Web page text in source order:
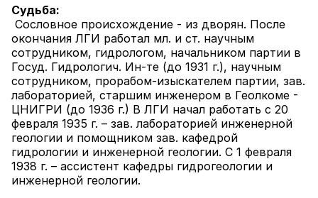
Судьба:
Сословное происхождение - из дворян. После
окончания ЛГИ работал мл. и ст. научным
сотрудником, гидрологом, начальником партии в
Госуд. Гидрологич. Ин-те (до 1931 г.), научным
сотрудником, прорабом-изыскателем партии, зав.
лабораторией, старшим инженером в Геолкоме -
ЦНИГРИ (до 1936 г.) В ЛГИ начал работать с 20
февраля 1935 г. – зав. лабораторией инженерной
геологии и помощником зав. кафедрой
гидрологии и инженерной геологии. С 1 февраля
1938 г. – ассистент кафедры гидрогеологии и
инженерной геологии.